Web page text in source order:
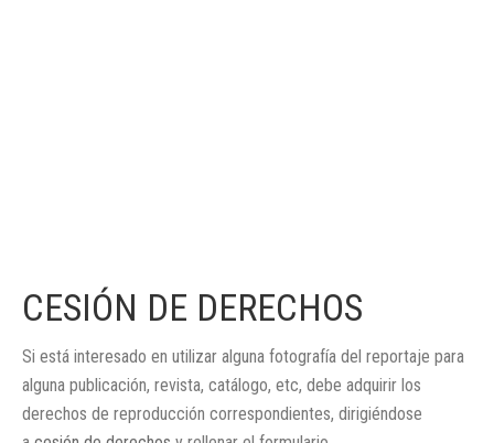
CESIÓN DE DERECHOS
Si está interesado en utilizar alguna fotografía del reportaje para
alguna publicación, revista, catálogo, etc, debe adquirir los
derechos de reproducción correspondientes, dirigiéndose